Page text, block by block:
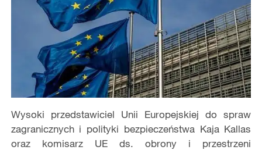
Wysoki przedstawiciel Unii Europejskiej do spraw
zagranicznych i polityki bezpieczeństwa Kaja Kallas
oraz komisarz UE ds. obrony i przestrzeni